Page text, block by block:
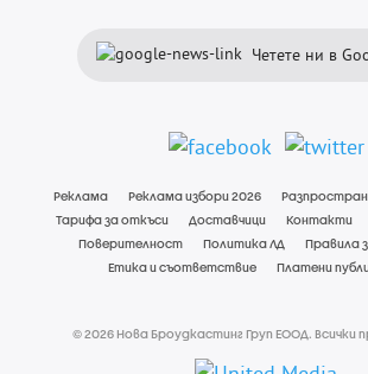
Четете ни в
Реклама Реклама избори 2026
Тарифа за откъси
Доставчици Контакти
Поверителност
Политика ЛД
Правила
Етика и съответствие
Платени
© 2026 Нова Броудкастинг Груп ЕООД. Всички